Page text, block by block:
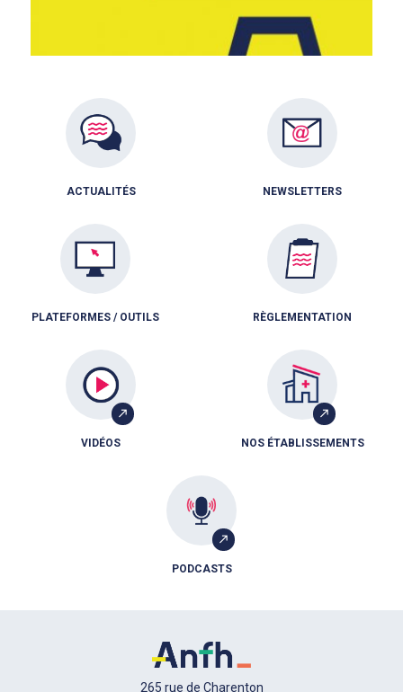
ACTUALITÉS NEWSLETTERS
PLATEFORMES / OUTILS RÈGLEMENTATION
VIDÉOS NOS ÉTABLISSEMENTS
PODCASTS
265 rue de Charenton